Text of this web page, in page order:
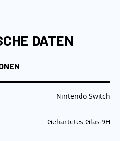
DATEN
:Nintendo Switch
:Gehärtetes Glas 9H